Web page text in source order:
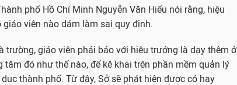
phố Hồ Chí Minh Nguyễn Văn Hiếu nói rằng, hiệu
viên nào dám làm sai quy định.
trường, giáo viên phải báo với hiệu trưởng là dạy thêm ở
đó như thế nào, để kê khai trên phần mềm quản lý
thành phố. Từ đây, Sở sẽ phát hiện được có hay